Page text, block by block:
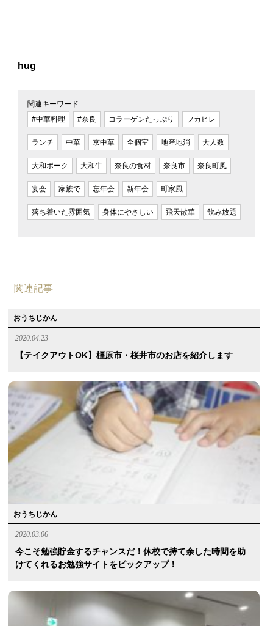
hug
関連キーワード
#中華料理
#奈良 コラーゲンたっぷり フカヒレ
ランチ 中華 京中華 全個室 地産地消 大人数
大和ポーク 大和牛 奈良の食材 奈良市 奈良町風
宴会 家族で 忘年会 新年会 町家風
落ち着いた雰囲気 身体にやさしい 飛天散華 飲み放題
関連記事
おうちじかん
2020.04.23
【テイクアウトOK】橿原市・桜井市のお店を紹介します
おうちじかん
2020.03.06
今こそ勉強貯金するチャンスだ！休校で持て余した時間を助
けてくれるお勉強サイトをピックアップ！